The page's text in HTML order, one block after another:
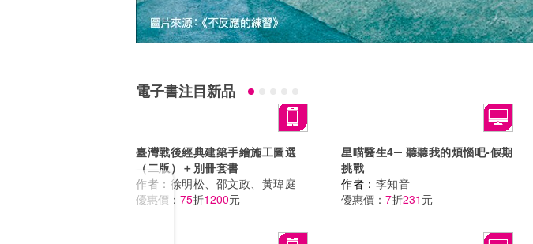
電子書注目新品
臺灣戰後經典建築手繪施工圖選
（二版）＋別冊套書
作者： 徐明松、邵文政、黃瑋庭
優惠價： 75折1200元
星喵醫生4─ 聽聽我的煩惱吧-假期
挑戰
作者： 李知音
優惠價： 7折231 元
Previous